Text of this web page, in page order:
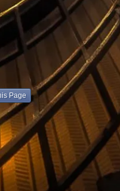
Page